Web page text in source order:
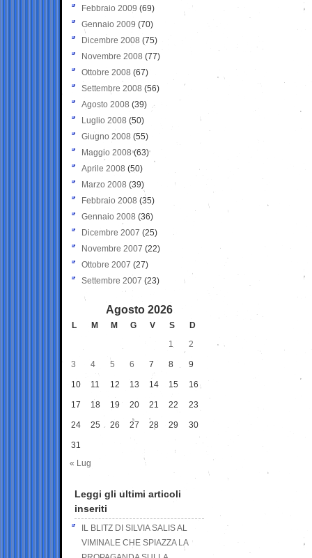
Febbraio 2009 (69)
Gennaio 2009 (70)
Dicembre 2008 (75)
Novembre 2008 (77)
Ottobre 2008 (67)
Settembre 2008 (56)
Agosto 2008 (39)
Luglio 2008 (50)
Giugno 2008 (55)
Maggio 2008(63)
Aprile 2008 (50)
Marzo 2008 (39)
Febbraio 2008 (35)
Gennaio 2008 (36)
Dicembre 2007 (25)
Novembre 2007 (22)
Ottobre 2007 (27)
Settembre 2007 (23)
Agosto 2026
L M M G V S
D
1
2
3 4 5 6 7 8 9
10 11 12 13 14 15 16
17 18 19 20 21 22 23
24 25 26 27 28 29 30
31
« Lug
Leggi gli ultimi articoli
inseriti
IL BLITZ DI SILVIA SALIS AL
VIMINALE CHE SPIAZZA LA